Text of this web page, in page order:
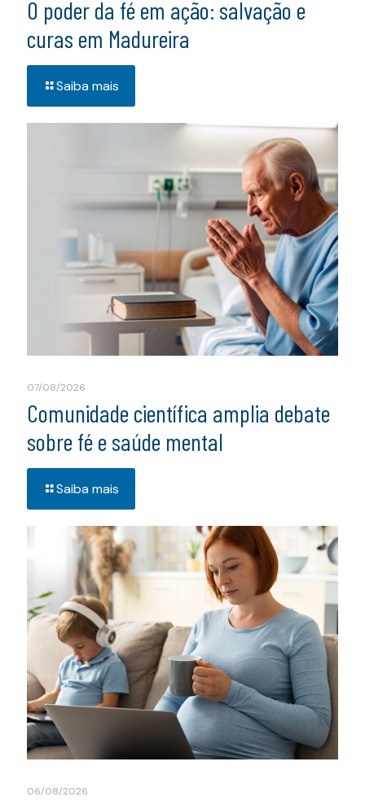
O poder da fé em ação: salvação e
curas em Madureira
Saiba mais
07/08/2026
Comunidade científica amplia debate
sobre fé e saúde mental
Saiba mais
06/08/2026